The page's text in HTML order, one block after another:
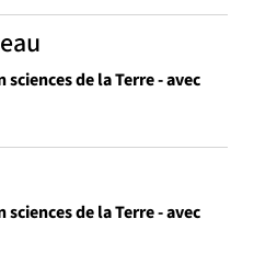
de la Terre - avec
de la Terre - avec